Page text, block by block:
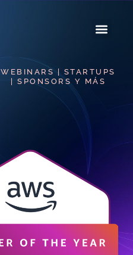
WEBINARS | STARTUPS
| SPONSORS Y MÁS